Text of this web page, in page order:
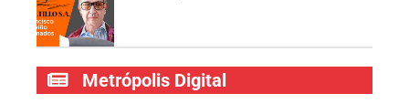
Metrópolis Digital